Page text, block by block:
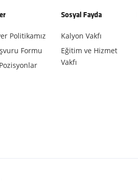
Politikamız
Formu
Sosyal Fayda
Kalyon Vakfı
Eğitim ve Hizmet
Vakfı